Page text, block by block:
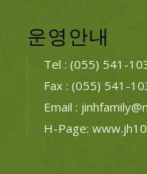
운영안내
Tel : (055) 541-
Fax : (055) 541-
Email :
H-Page: